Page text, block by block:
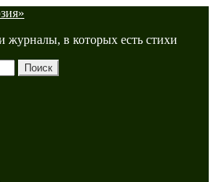
журналы, в которых есть стихи
Поиск